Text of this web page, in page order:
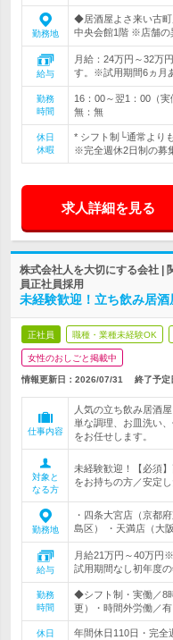
勤務地
◆居酒屋よさ来い古
中央会館1階 ※店舗の
給与
月給：24万円～32万
す。※試用期間6ヵ月
勤務
時間
16：00～翌1：00（
無：無
休日
休暇
* シフト制└通常より
※完全週休2日制の募
求人詳細を見る
株式会社人を大切にする会社 |
員正社員採用
未経験歓迎！立ち飲み居
正社員 職種・業種未経験OK
女性のおしごと掲載中
情報更新日：2026/07/31 終了予定
仕事内容
人気の立ち飲み居酒
単な調理、お皿洗い
をお任せします。
対象と
なる方
未経験歓迎！【必須
をお持ちの方／安定
勤務地
・四条大宮店（京都
島区） ・天満店（大
給与
月給21万円～40万円
試用期間なし初年度
勤務
時間
◆シフト制・実働／8
更）・時間外労働／有
休日
年間休日110日・完全